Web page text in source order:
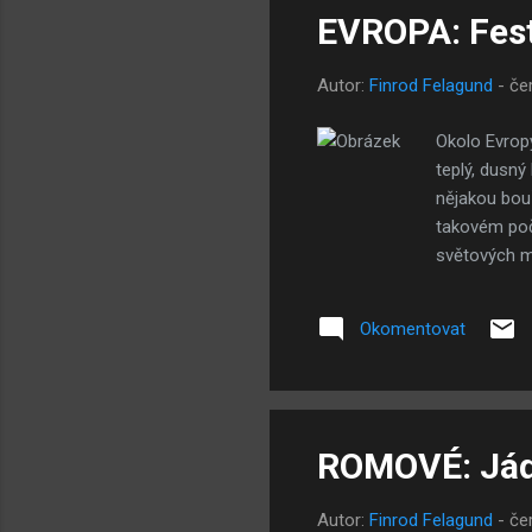
EVROPA:
Autor: Finrod Felagund -
Okolo
teplý,
nějakou
takovém
světových
soutěže
nevinných
Okomentovat
ROMOVÉ:
Autor: Finrod Felagund -